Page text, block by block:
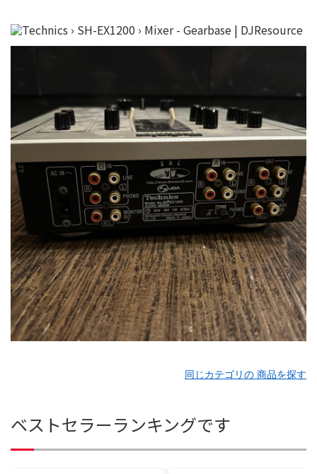
同じカテゴリの 商品を探す
ベストセラーランキングです